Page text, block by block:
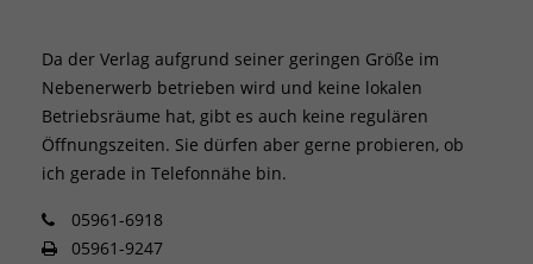
Da der Verlag aufgrund seiner geringen Größe im
Nebenerwerb betrieben wird und keine lokalen
Betriebsräume hat, gibt es auch keine regulären
Öffnungszeiten. Sie dürfen aber gerne probieren, ob
ich gerade in Telefonnähe bin.
05961-6918
05961-9247